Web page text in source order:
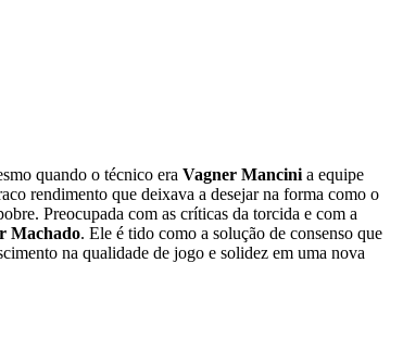
quando o técnico era Vagner Mancinia equipe
rendimento que deixava a desejar na forma como o
Preocupada com as críticas da torcida e com a
Machado. Ele é tido como a solução de consenso que
na qualidade de jogo e solidez em uma nova